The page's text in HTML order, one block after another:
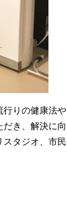
りの健康法や
き、解決に向
スタジオ、市民